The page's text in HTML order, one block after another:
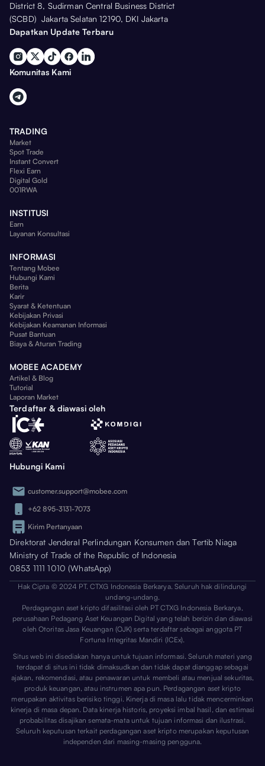
District 8, Sudirman Central Business District
(SCBD) Jakarta Selatan 12190, DKI Jakarta
Dapatkan Update Terbaru
Komunitas Kami
TRADING
Market
Spot Trade
Instant Convert
Flexi Earn
Digital Gold
001RWA
INSTITUSI
Earn
Layanan Konsultasi
INFORMASI
Tentang Mobee
Hubungi Kami
Berita
Karir
Syarat & Ketentuan
Kebijakan Privasi
Kebijakan Keamanan Informasi
Pusat Bantuan
Biaya & Aturan Trading
MOBEE ACADEMY
Artikel & Blog
Tutorial
Laporan Market
Terdaftar & diawasi oleh
Hubungi Kami
customer.support@mobee.com
+62 895-3131-7073
Kirim Pertanyaan
Direktorat Jenderal Perlindungan Konsumen dan Tertib Niaga
Ministry of Trade of the Republic of Indonesia
0853 1111 1010 (WhatsApp)
Hak Cipta © 2024 PT. CTXG Indonesia Berkarya. Seluruh hak dilindungi
undang-undang.
Perdagangan aset kripto difasilitasi oleh PT CTXG Indonesia Berkarya,
perusahaan Pedagang Aset Keuangan Digital yang telah berizin dan diawasi
oleh Otoritas Jasa Keuangan (OJK) serta terdaftar sebagai anggota PT
Fortuna Integritas Mandiri (ICEx).
Situs web ini disediakan hanya untuk tujuan informasi. Seluruh materi yang
terdapat di situs ini tidak dimaksudkan dan tidak dapat dianggap sebagai
ajakan, rekomendasi, atau penawaran untuk membeli atau menjual sekuritas,
produk keuangan, atau instrumen apa pun. Perdagangan aset kripto
merupakan aktivitas berisiko tinggi. Kinerja di masa lalu tidak mencerminkan
kinerja di masa depan. Data kinerja historis, proyeksi imbal hasil, dan estimasi
probabilitas disajikan semata-mata untuk tujuan informasi dan ilustrasi.
Seluruh keputusan terkait perdagangan aset kripto merupakan keputusan
independen dari masing-masing pengguna.